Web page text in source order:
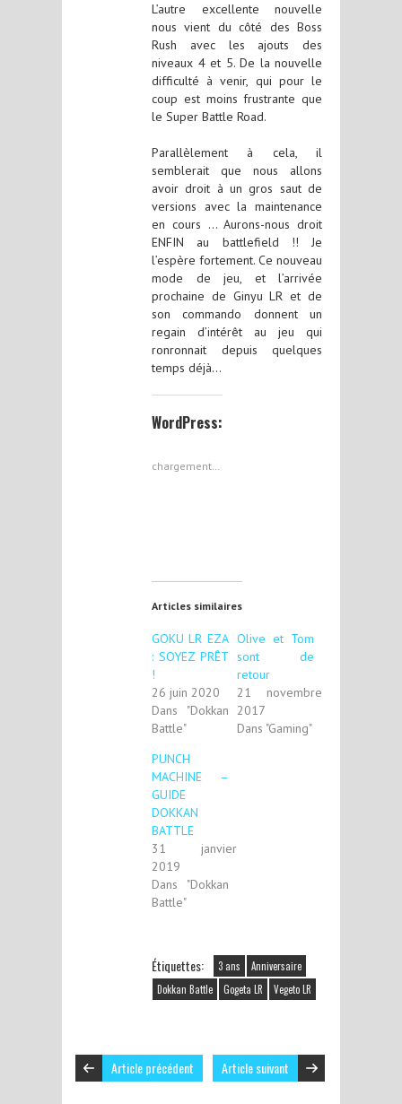
L’autre excellente nouvelle
nous vient du côté des Boss
Rush avec les ajouts des
niveaux 4 et 5. De la nouvelle
difficulté à venir, qui pour le
coup est moins frustrante que
le Super Battle Road.
Parallèlement à cela, il
semblerait que nous allons
avoir droit à un gros saut de
versions avec la maintenance
en cours … Aurons-nous droit
ENFIN au battlefield !! Je
l’espère fortement. Ce nouveau
mode de jeu, et l’arrivée
prochaine de Ginyu LR et de
son commando donnent un
regain d’intérêt au jeu qui
ronronnait depuis quelques
temps déjà…
WordPress:
chargement…
Articles similaires
GOKU LR EZA
: SOYEZ PRÊT
!
26 juin 2020
Dans "Dokkan
Battle"
Olive et Tom
sont de
retour
21 novembre
2017
Dans "Gaming"
PUNCH
MACHINE –
GUIDE
DOKKAN
BATTLE
31 janvier
2019
Dans "Dokkan
Battle"
Étiquettes: 3 ans
Anniversaire
Dokkan Battle
Gogeta LR Vegeto LR
Article précédent Article suivant